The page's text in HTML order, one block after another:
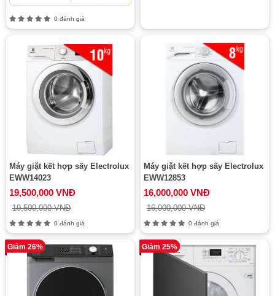
0 đánh giá
Máy giặt kết hợp sấy Electrolux
EWW14023
19,500,000 VNĐ
19,500,000 VNĐ
0 đánh giá
Máy giặt kết hợp sấy Electrolux
EWW12853
16,000,000 VNĐ
16,000,000 VNĐ
0 đánh giá
Giảm 26% Giảm 25%